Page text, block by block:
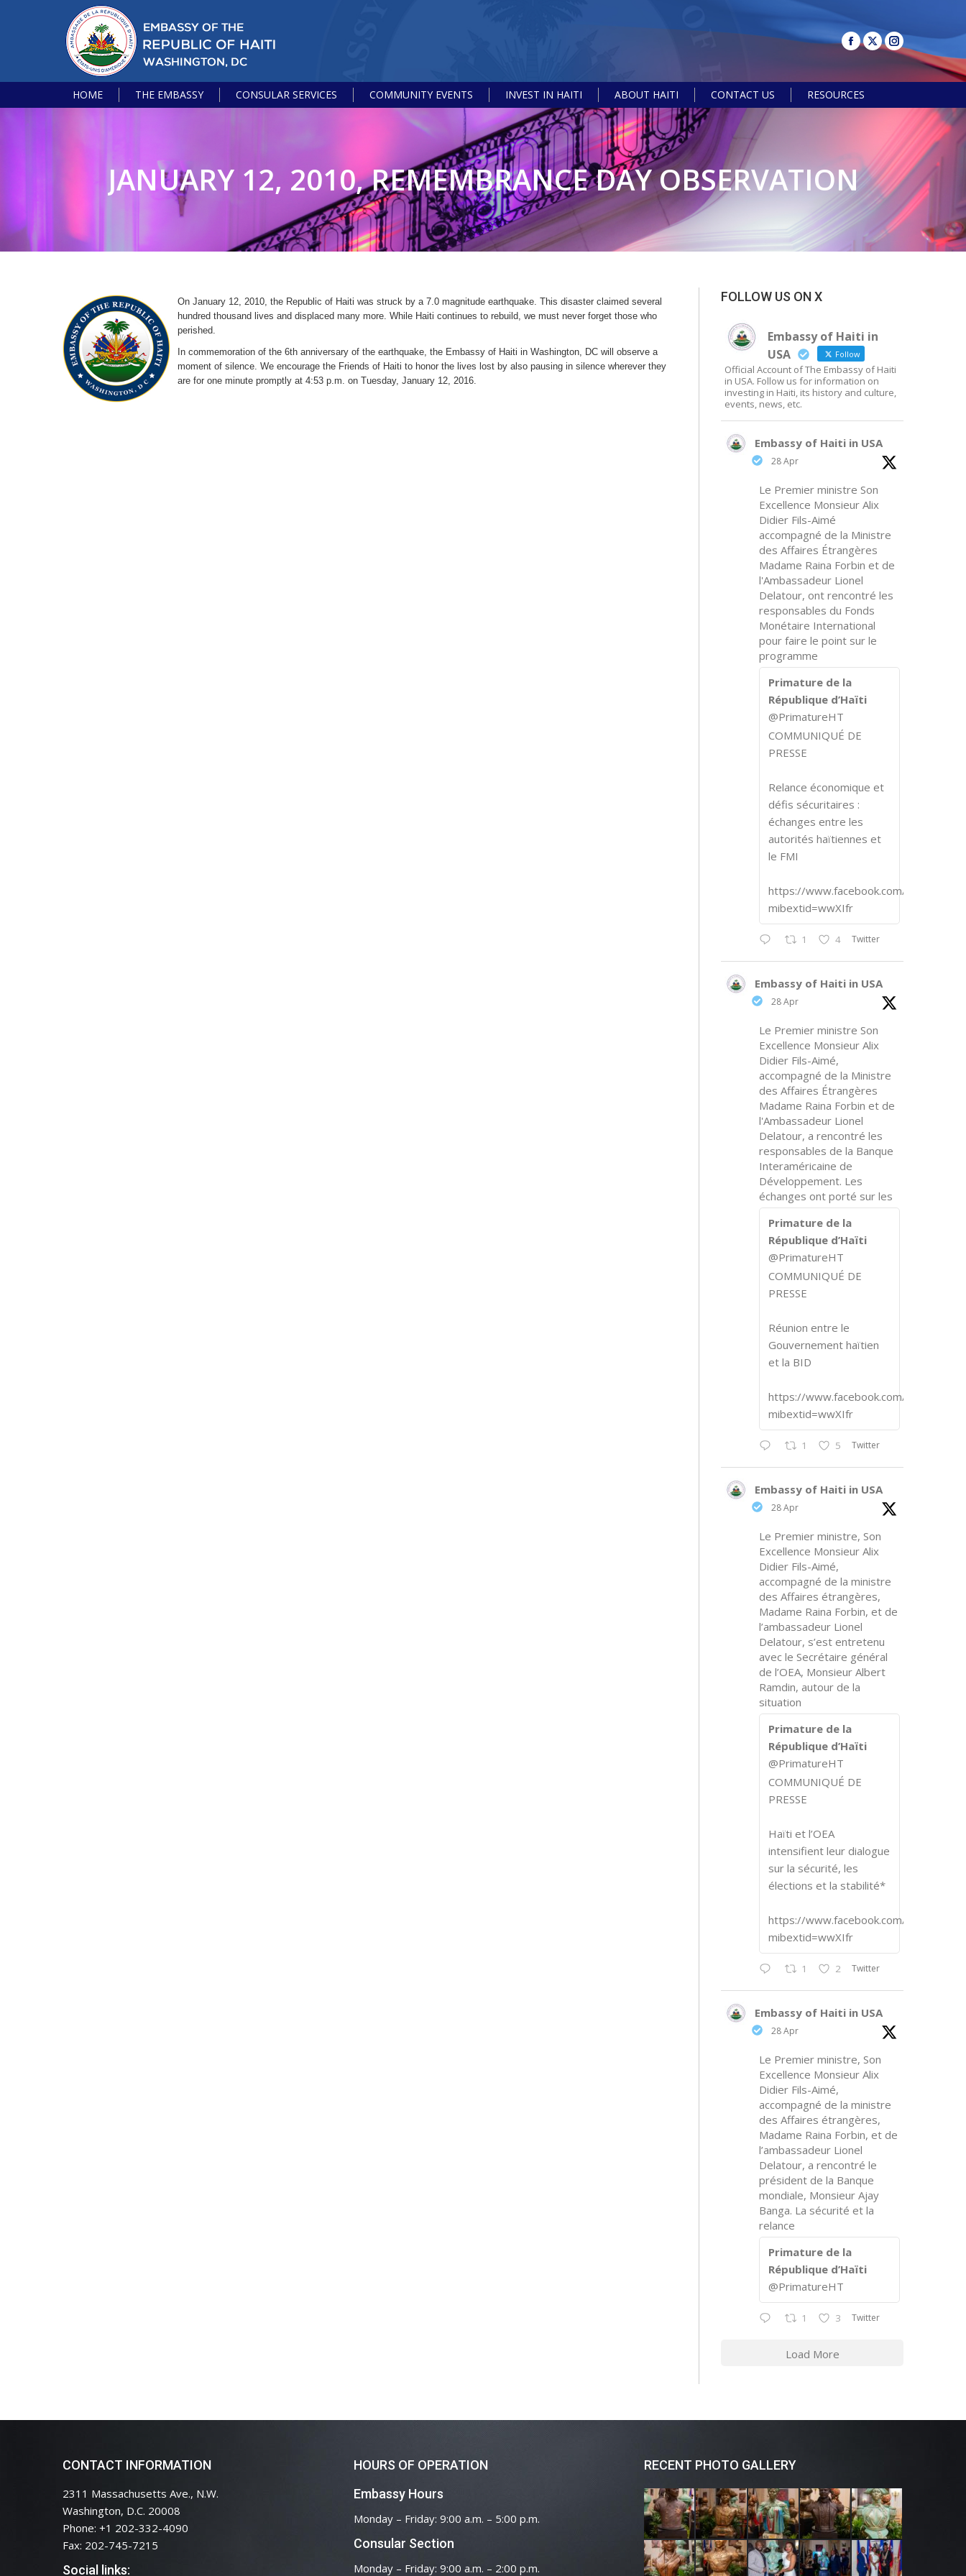
HOME THE EMBASSY CONSULAR SERVICES COMMUNITY EVENTS INVEST IN HAITI ABOUT HAITI CONTACT US RESOURCES
JANUARY 12, 2010, REMEMBRANCE DAY OBSERVATION
On January 12, 2010, the Republic of Haiti was struck by a 7.0 magnitude earthquake. This disaster claimed several
hundred thousand lives and displaced many more. While Haiti continues to rebuild, we must never forget those who
perished.
In commemoration of the 6th anniversary of the earthquake, the Embassy of Haiti in Washington, DC will observe a
moment of silence. We encourage the Friends of Haiti to honor the lives lost by also pausing in silence wherever they
are for one minute promptly at 4:53 p.m. on Tuesday, January 12, 2016.
FOLLOW US ON X
Embassy of Haiti in
USA
Follow
Official Account of The Embassy of Haiti
in USA. Follow us for information on
investing in Haiti, its history and culture,
events, news, etc.
Embassy of Haiti in USA
28 Apr
Le Premier ministre Son
Excellence Monsieur Alix
Didier Fils-Aimé
accompagné de la Ministre
des Affaires Étrangères
Madame Raina Forbin et de
l'Ambassadeur Lionel
Delatour, ont rencontré les
responsables du Fonds
Monétaire International
pour faire le point sur le
programme
Primature de la
République d’Haïti
@PrimatureHT
COMMUNIQUÉ DE
PRESSE
Relance économique et
défis sécuritaires :
échanges entre les
autorités haïtiennes et
le FMI
https://www.facebook.com/share/p/
mibextid=wwXIfr
1 4 Twitter
Embassy of Haiti in USA
28 Apr
Le Premier ministre Son
Excellence Monsieur Alix
Didier Fils-Aimé,
accompagné de la Ministre
des Affaires Étrangères
Madame Raina Forbin et de
l'Ambassadeur Lionel
Delatour, a rencontré les
responsables de la Banque
Interaméricaine de
Développement. Les
échanges ont porté sur les
Primature de la
République d’Haïti
@PrimatureHT
COMMUNIQUÉ DE
PRESSE
Réunion entre le
Gouvernement haïtien
et la BID
https://www.facebook.com/share/p/
mibextid=wwXIfr
1 5 Twitter
Embassy of Haiti in USA
28 Apr
Le Premier ministre, Son
Excellence Monsieur Alix
Didier Fils-Aimé,
accompagné de la ministre
des Affaires étrangères,
Madame Raina Forbin, et de
l’ambassadeur Lionel
Delatour, s’est entretenu
avec le Secrétaire général
de l’OEA, Monsieur Albert
Ramdin, autour de la
situation
Primature de la
République d’Haïti
@PrimatureHT
COMMUNIQUÉ DE
PRESSE
Haïti et l’OEA
intensifient leur dialogue
sur la sécurité, les
élections et la stabilité*
https://www.facebook.com/share/p/
mibextid=wwXIfr
1 2 Twitter
Embassy of Haiti in USA
28 Apr
Le Premier ministre, Son
Excellence Monsieur Alix
Didier Fils-Aimé,
accompagné de la ministre
des Affaires étrangères,
Madame Raina Forbin, et de
l’ambassadeur Lionel
Delatour, a rencontré le
président de la Banque
mondiale, Monsieur Ajay
Banga. La sécurité et la
relance
Primature de la
République d’Haïti
@PrimatureHT
1 3 Twitter
Load More
CONTACT INFORMATION
2311 Massachusetts Ave., N.W.
Washington, D.C. 20008
Phone: +1 202-332-4090
Fax: 202-745-7215
Social links:
HOURS OF OPERATION
Embassy Hours
Monday – Friday: 9:00 a.m. – 5:00 p.m.
Consular Section
Monday – Friday: 9:00 a.m. – 2:00 p.m.
RECENT PHOTO GALLERY